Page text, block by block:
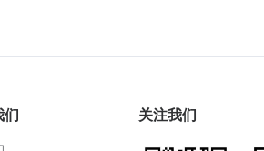
们 关注我们